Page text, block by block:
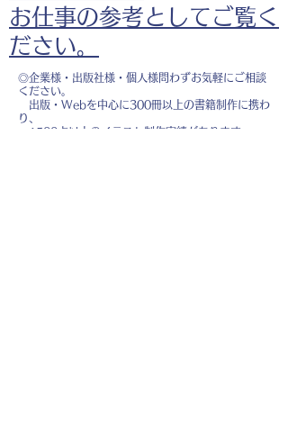
お仕事の参考としてご覧く
ださい。
◎企業様・出版社様・個人様問わずお気軽にご相談
ください。
出版・Webを中心に300冊以上の書籍制作に携わ
り、
1500点以上のイラスト制作実績があります。